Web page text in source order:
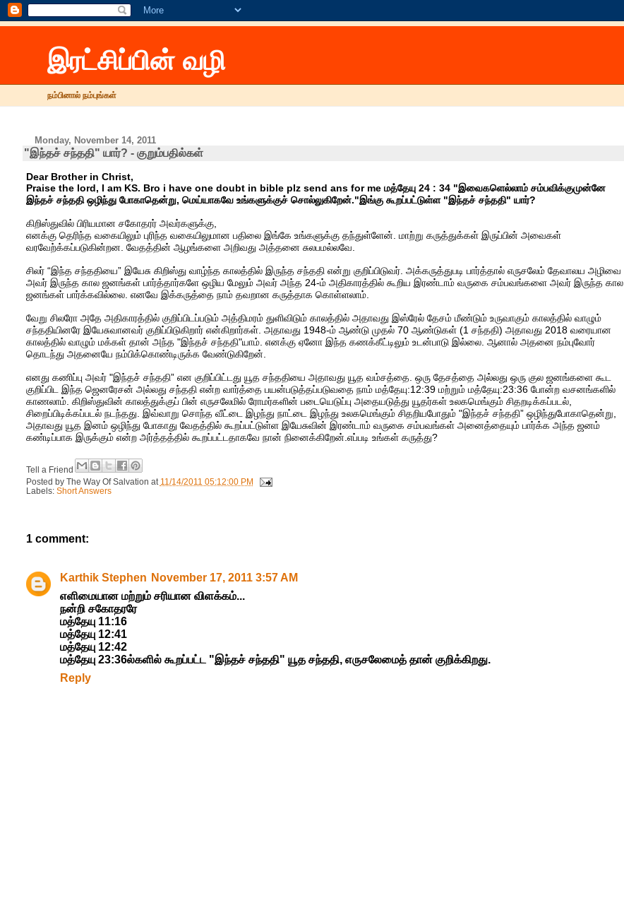
இரட்சிப்பின் வழி
நம்பினால் நம்புங்கள்
Monday, November 14, 2011
"இந்தச் சந்ததி" யார்? - குறும்பதில்கள்
Dear Brother in Christ,
Praise the lord, I am KS. Bro i have one doubt in bible plz send ans for me மத்தேயு 24 : 34 "இவைகளெல்லாம் சம்பவிக்குமுன்னே
இந்தச் சந்ததி ஒழிந்து போகாதென்று, மெய்யாகவே உங்களுக்குச் சொல்லுகிறேன்."இங்கு கூறப்பட்டுள்ள "இந்தச் சந்ததி" யார்?
கிறிஸ்துவில் பிரியமான சகோதரர் அவர்களுக்கு,
எனக்கு தெரிந்த வகையிலும் புரிந்த வகையிலுமான பதிலை இங்கே உங்களுக்கு தந்துள்ளேன். மாற்று கருத்துக்கள் இருப்பின் அவைகள்
வரவேற்க்கப்படுகின்றன. வேதத்தின் ஆழங்களை அறிவது அத்தனை சுலபமல்லவே.
சிலர் “இந்த சந்ததியை” இயேசு கிறிஸ்து வாழ்ந்த காலத்தில் இருந்த சந்ததி என்று குறிப்பிடுவர். அக்கருத்துபடி பார்த்தால் எருசலேம் தேவாலய அழிவை
அவர் இருந்த கால ஜனங்கள் பார்த்தார்களே ஒழிய மேலும் அவர் அந்த 24-ம் அதிகாரத்தில் கூறிய இரண்டாம் வருகை சம்பவங்களை அவர் இருந்த கால
ஜனங்கள் பார்க்கவில்லை. எனவே இக்கருத்தை நாம் தவறான கருத்தாக கொள்ளலாம்.
வேறு சிலரோ அதே அதிகாரத்தில் குறிப்பிடப்படும் அத்திமரம் துளிவிடும் காலத்தில் அதாவது இஸ்ரேல் தேசம் மீண்டும் உருவாகும் காலத்தில் வாழும்
சந்ததியினரே இயேசுவானவர் குறிப்பிடுகிறார் என்கிறார்கள். அதாவது 1948-ம் ஆண்டு முதல் 70 ஆண்டுகள் (1 சந்ததி) அதாவது 2018 வரையான
காலத்தில் வாழும் மக்கள் தான் அந்த "இந்தச் சந்ததி"யாம். எனக்கு ஏனோ இந்த கணக்கீட்டிலும் உடன்பாடு இல்லை. ஆனால் அதனை நம்புவோர்
தொடந்து அதனையே நம்பிக்கொண்டிருக்க வேண்டுகிறேன்.
எனது கணிப்பு அவர் "இந்தச் சந்ததி” என குறிப்பிட்டது யூத சந்ததியை அதாவது யூத வம்சத்தை. ஒரு தேசத்தை அல்லது ஒரு குல ஜனங்களை கூட
குறிப்பிட இந்த ஜெனரேசன் அல்லது சந்ததி என்ற வார்த்தை பயன்படுத்தப்படுவதை நாம் மத்தேயு:12:39 மற்றும் மத்தேயு:23:36 போன்ற வசனங்களில்
காணலாம். கிறிஸ்துவின் காலத்துக்குப் பின் எருசலேமில் ரோமர்களின் படையெடுப்பு அதையடுத்து யூதர்கள் உலகமெங்கும் சிதறடிக்கப்படல்,
சிறைப்பிடிக்கப்படல் நடந்தது. இவ்வாறு சொந்த வீட்டை இழந்து நாட்டை இழந்து உலகமெங்கும் சிதறியபோதும் "இந்தச் சந்ததி” ஒழிந்துபோகாதென்று,
அதாவது யூத இனம் ஒழிந்து போகாது வேதத்தில் கூறப்பட்டுள்ள இயேசுவின் இரண்டாம் வருகை சம்பவங்கள் அனைத்தையும் பார்க்க அந்த ஜனம்
கண்டிப்பாக இருக்கும் என்ற அர்த்தத்தில் கூறப்பட்டதாகவே நான் நினைக்கிறேன்.எப்படி உங்கள் கருத்து?
Tell a Friend
Posted by The Way Of Salvation at 11/14/2011 05:12:00 PM
Labels: Short Answers
1 comment:
Karthik Stephen November 17, 2011 3:57 AM
எளிமையான மற்றும் சரியான விளக்கம்...
நன்றி சகோதரரே
மத்தேயு 11:16
மத்தேயு 12:41
மத்தேயு 12:42
மத்தேயு 23:36ல்களில் கூறப்பட்ட "இந்தச் சந்ததி" யூத சந்ததி, எருசலேமைத் தான் குறிக்கிறது.
Reply